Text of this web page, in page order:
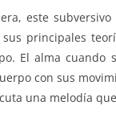
este
principales
El alma
con sus
una melodía